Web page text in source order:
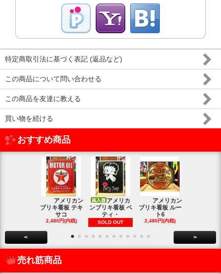
特定商取引法に基づく表記 (返品など)
この商品について問い合わせる
この商品を友達に教える
買い物を続ける
おすすめ商品
アメリカン
ブリキ看板 テキ
サコ
2,480円(内税)
アメリカ
ンブリキ看板 ベ
ティ・
SOLD OUT
アメリカン
ブリキ看板 ルー
ト6
2,480円(内税)
< >
売れ筋商品